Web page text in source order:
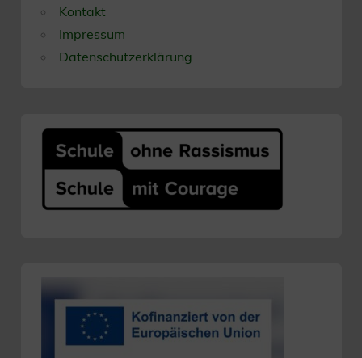
Kontakt
Impressum
Datenschutzerklärung